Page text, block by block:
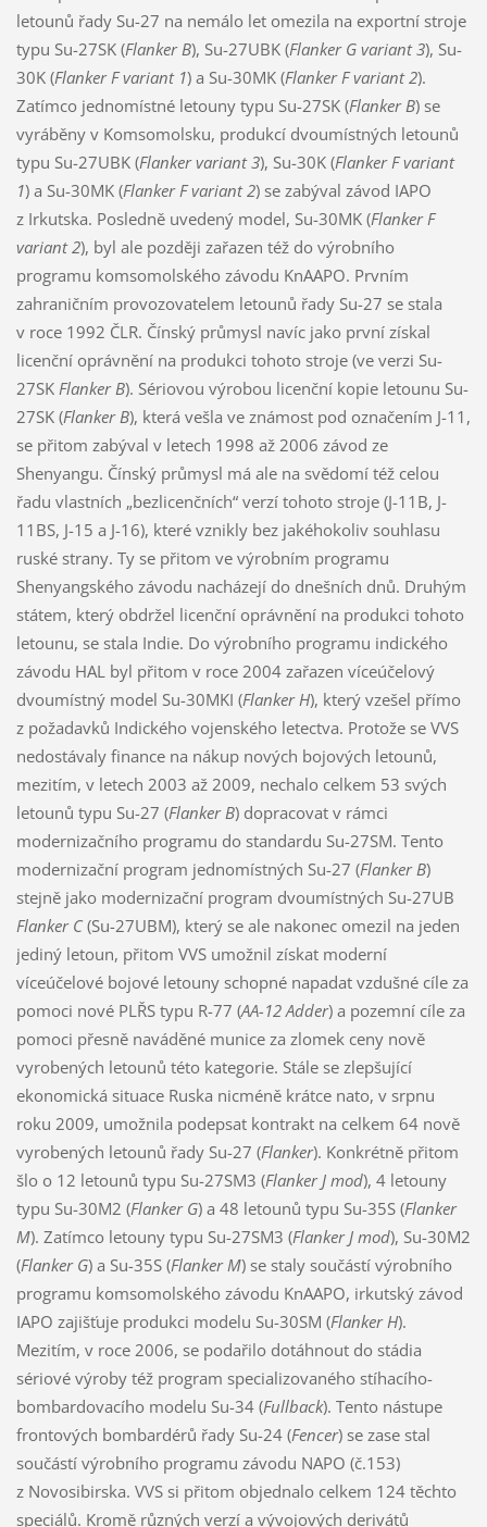
letounů řady Su-27 na nemálo let omezila na exportní stroje
typu Su-27SK (Flanker B), Su-27UBK (Flanker G variant 3), Su-
30K (Flanker F variant 1) a Su-30MK (Flanker F variant 2).
Zatímco jednomístné letouny typu Su-27SK (Flanker B) se
vyráběny v Komsomolsku, produkcí dvoumístných letounů
typu Su-27UBK (Flanker variant 3), Su-30K (Flanker F variant
1) a Su-30MK (Flanker F variant 2) se zabýval závod IAPO
z Irkutska. Posledně uvedený model, Su-30MK (Flanker F
variant 2), byl ale později zařazen též do výrobního
programu komsomolského závodu KnAAPO. Prvním
zahraničním provozovatelem letounů řady Su-27 se stala
v roce 1992 ČLR. Čínský průmysl navíc jako první získal
licenční oprávnění na produkci tohoto stroje (ve verzi Su-
27SK Flanker B). Sériovou výrobou licenční kopie letounu Su-
27SK (Flanker B), která vešla ve známost pod označením J-11,
se přitom zabýval v letech 1998 až 2006 závod ze
Shenyangu. Čínský průmysl má ale na svědomí též celou
řadu vlastních „bezlicenčních“ verzí tohoto stroje (J-11B, J-
11BS, J-15 a J-16), které vznikly bez jakéhokoliv souhlasu
ruské strany. Ty se přitom ve výrobním programu
Shenyangského závodu nacházejí do dnešních dnů. Druhým
státem, který obdržel licenční oprávnění na produkci tohoto
letounu, se stala Indie. Do výrobního programu indického
závodu HAL byl přitom v roce 2004 zařazen víceúčelový
dvoumístný model Su-30MKI (Flanker H), který vzešel přímo
z požadavků Indického vojenského letectva. Protože se VVS
nedostávaly finance na nákup nových bojových letounů,
mezitím, v letech 2003 až 2009, nechalo celkem 53 svých
letounů typu Su-27 (Flanker B) dopracovat v rámci
modernizačního programu do standardu Su-27SM. Tento
modernizační program jednomístných Su-27 (Flanker B)
stejně jako modernizační program dvoumístných Su-27UB
Flanker C(Su-27UBM), který se ale nakonec omezil na jeden
jediný letoun, přitom VVS umožnil získat moderní
víceúčelové bojové letouny schopné napadat vzdušné cíle za
pomoci nové PLŘS typu R-77 (AA-12 Adder) a pozemní cíle za
pomoci přesně naváděné munice za zlomek ceny nově
vyrobených letounů této kategorie. Stále se zlepšující
ekonomická situace Ruska nicméně krátce nato, v srpnu
roku 2009, umožnila podepsat kontrakt na celkem 64 nově
vyrobených letounů řady Su-27 (Flanker). Konkrétně přitom
šlo o 12 letounů typu Su-27SM3 (Flanker J mod), 4 letouny
typu Su-30M2 (Flanker G) a 48 letounů typu Su-35S (Flanker
M). Zatímco letouny typu Su-27SM3 (Flanker J mod), Su-30M2
(Flanker G) a Su-35S (Flanker M) se staly součástí výrobního
programu komsomolského závodu KnAAPO, irkutský závod
IAPO zajišťuje produkci modelu Su-30SM (Flanker H).
Mezitím, v roce 2006, se podařilo dotáhnout do stádia
sériové výroby též program specializovaného stíhacího-
bombardovacího modelu Su-34 (Fullback). Tento nástupe
frontových bombardérů řady Su-24 (Fencer) se zase stal
součástí výrobního programu závodu NAPO (č.153)
z Novosibirska. VVS si přitom objednalo celkem 124 těchto
speciálů. Kromě různých verzí a vývojových derivátů